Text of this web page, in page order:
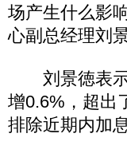
场产生什么影
心副总经理刘景
刘景徳表示3
增0.6%，超出
排除近期内加